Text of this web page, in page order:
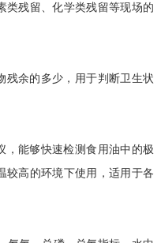
类残留、化学类残留等现场的
残余的多少，用于判断卫生状
能够快速检测食用油中的极
较高的环境下使用，适用于各